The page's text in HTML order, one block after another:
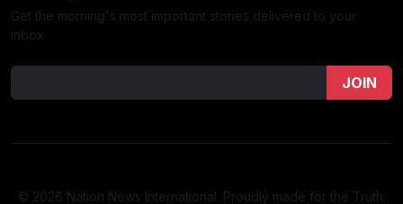
Get the morning's most important stories delivered to your
inbox.
JOIN
© 2026 Nation News International. Proudly made for the Truth.